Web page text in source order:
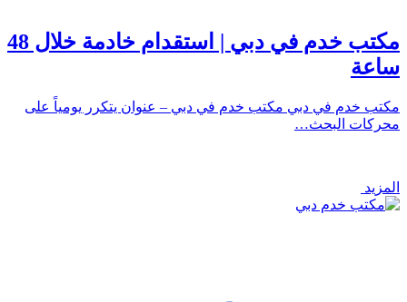
مكتب خدم في دبي | استقدام خادمة خلال 48
ساعة
مكتب خدم في دبي مكتب خدم في دبي – عنوان يتكرر يومياً على
محركات البحث…
المزيد